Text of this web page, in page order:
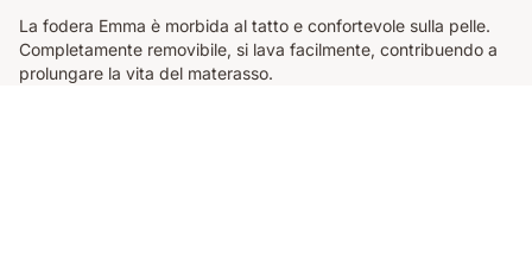
La fodera Emma è morbida al tatto e confortevole sulla pelle.
Completamente removibile, si lava facilmente, contribuendo a
prolungare la vita del materasso.